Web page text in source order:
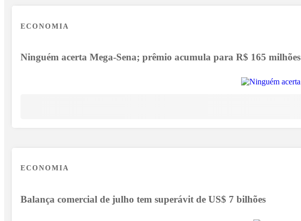
ECONOMIA
Ninguém acerta Mega-Sena; prêmio acumula para R$ 165 milhões
ECONOMIA
Balança comercial de julho tem superávit de US$ 7 bilhões